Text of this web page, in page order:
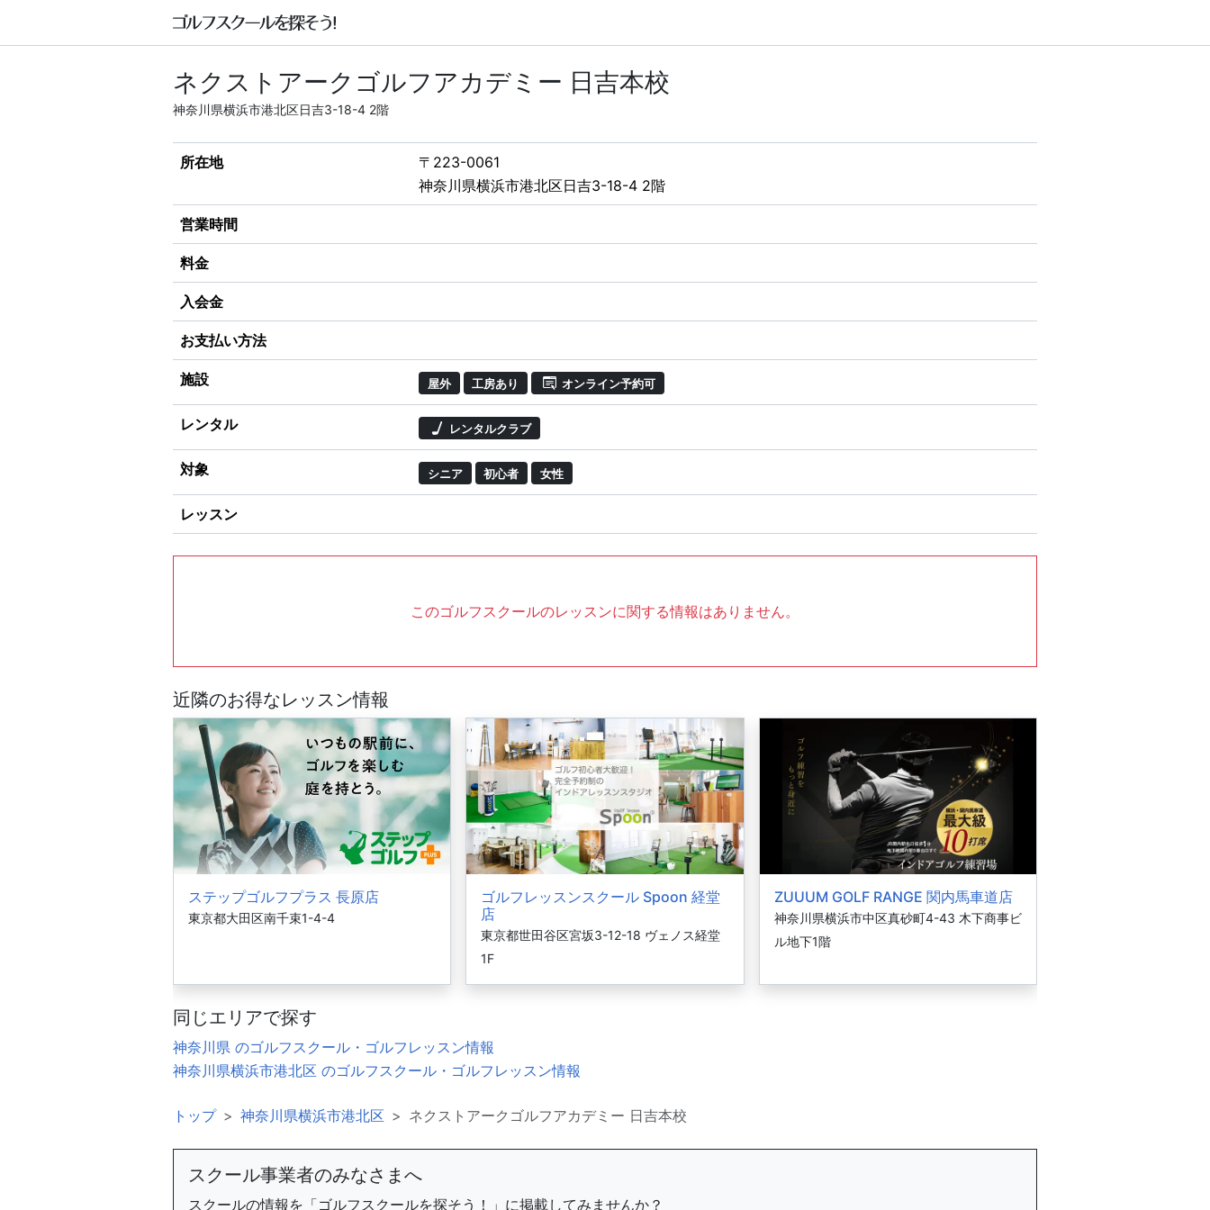
ネクストアークゴルフアカデミー 日吉本校
神奈川県横浜市港北区日吉3-18-4 2階
所在地
〒223-0061
神奈川県横浜市港北区日吉3-18-4 2階
営業時間
料金
入会金
お支払い方法
施設 屋外 工房あり オンライン予約可
レンタル レンタルクラブ
対象 シニア 初心者 女性
レッスン
このゴルフスクールのレッスンに関する情報はありません。
近隣のお得なレッスン情報
ステップゴルフプラス 長原店
東京都大田区南千束1-4-4
ゴルフレッスンスクール Spoon 経堂
店
東京都世田谷区宮坂3-12-18 ヴェノス経堂
1F
ZUUUM GOLF RANGE 関内馬車道店
神奈川県横浜市中区真砂町4-43 木下商事ビ
ル地下1階
同じエリアで探す
神奈川県 のゴルフスクール・ゴルフレッスン情報
神奈川県横浜市港北区 のゴルフスクール・ゴルフレッスン情報
トップ 神奈川県横浜市港北区 ネクストアークゴルフアカデミー 日吉本校
スクール事業者のみなさまへ
スクールの情報を「ゴルフスクールを探そう！」に掲載してみませんか？